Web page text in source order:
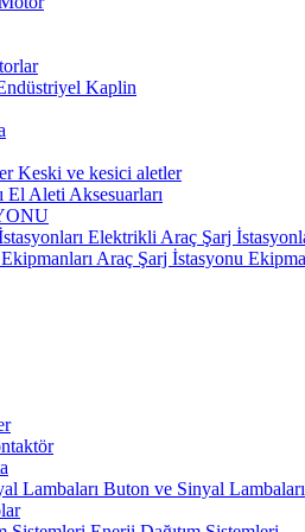
Kaplin
Keski ve kesici aletler
El Aleti Aksesuarları
Elektrikli Araç Şarj
Araç Şarj İstasyonu
Buton ve Sinyal Lambaları